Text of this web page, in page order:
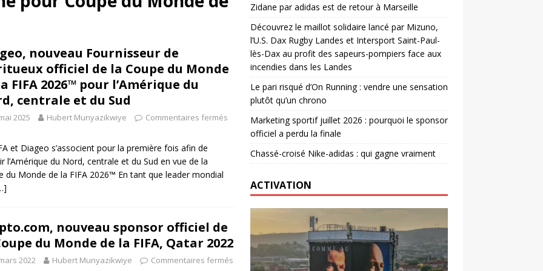
de Zinedine Zidane par adidas est de retour à
nouveau Fournisseur de
officiel de la Coupe du Monde
FIFA 2026™ pour l’Amérique du
centrale et du Sud
2025 Hubert Munyazikwiye Commentaires fermés
et Diageo s’associent pour la première fois afin de
l’Amérique du Nord, centrale et du Sud en vue de la
du Monde de la FIFA 2026™ En tant que leader mondial
nouveau sponsor officiel de
du Monde de la FIFA, Qatar 2022
2022 Hubert Munyazikwiye Commentaires fermés
Zidane par adidas est de retour à Marseille
Découvrez le maillot solidaire lancé par Mizuno,
l’U.S. Dax Rugby Landes et Intersport Saint-Paul-
lès-Dax au profit des sapeurs-pompiers face aux
incendies dans les Landes
Le pari risqué d’On Running : vendre une sensation
plutôt qu’un chrono
Marketing sportif juillet 2026 : pourquoi le sponsor
officiel a perdu la finale
Chassé-croisé Nike-adidas : qui gagne vraiment
ACTIVATION